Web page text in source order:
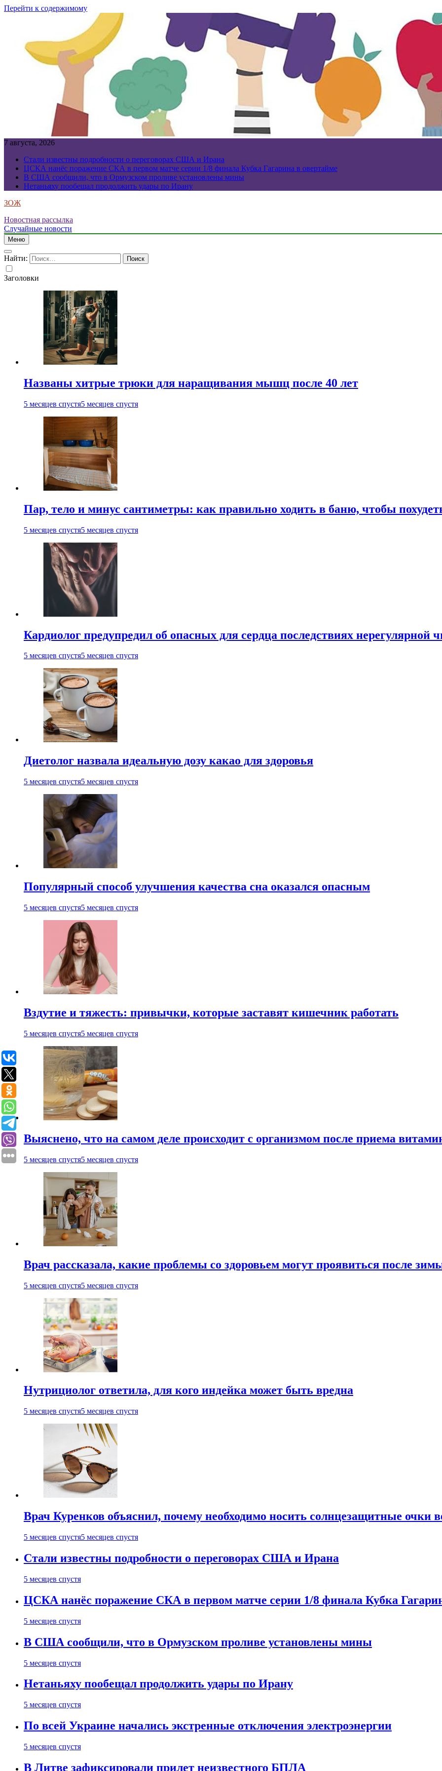
Перейти к содержимому
7 августа, 2026
Стали известны подробности о переговорах США и Ирана
ЦСКА нанёс поражение СКА в первом матче серии 1/8 финала Кубка Гагарина в овертайме
В США сообщили, что в Ормузском проливе установлены мины
Нетаньяху пообещал продолжить удары по Ирану
ЗОЖ
Новостная рассылка
Случайные новости
Меню
Найти:
Заголовки
Названы хитрые трюки для наращивания мышц после 40 лет
5 месяцев спустя5 месяцев спустя
Пар, тело и минус сантиметры: как правильно ходить в баню, чтобы
5 месяцев спустя5 месяцев спустя
Кардиолог предупредил об опасных для сердца последствиях нерегулярной
5 месяцев спустя5 месяцев спустя
Диетолог назвала идеальную дозу какао для здоровья
5 месяцев спустя5 месяцев спустя
Популярный способ улучшения качества сна оказался опасным
5 месяцев спустя5 месяцев спустя
Вздутие и тяжесть: привычки, которые заставят кишечник работать
5 месяцев спустя5 месяцев спустя
Выяснено, что на самом деле происходит с организмом после приема
5 месяцев спустя5 месяцев спустя
Врач рассказала, какие проблемы со здоровьем могут проявиться после
5 месяцев спустя5 месяцев спустя
Нутрициолог ответила, для кого индейка может быть вредна
5 месяцев спустя5 месяцев спустя
Врач Куренков объяснил, почему необходимо носить солнцезащитные очки
5 месяцев спустя5 месяцев спустя
Стали известны подробности о переговорах США и Ирана
5 месяцев спустя
ЦСКА нанёс поражение СКА в первом матче серии 1/8 финала Кубка
5 месяцев спустя
В США сообщили, что в Ормузском проливе установлены мины
5 месяцев спустя
Нетаньяху пообещал продолжить удары по Ирану
5 месяцев спустя
По всей Украине начались экстренные отключения электроэнергии
5 месяцев спустя
В Литве зафиксировали прилет неизвестного БПЛА